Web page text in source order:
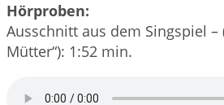
Hörproben:
Ausschnitt aus dem Singspiel –
Mütter“): 1:52 min.